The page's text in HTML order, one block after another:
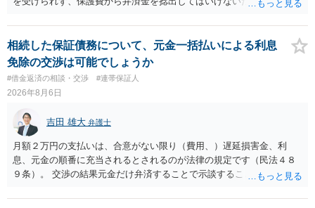
士費用は法テラスが負担し、裁判所の予納金等も法テラスが援助して
くれるため、弁護士へ自己破産を任せれば解決します。
相続した保証債務について、元金一括払いによる利息
免除の交渉は可能でしょうか
#借金返済の相談・交渉 #連帯保証人
2026年8月6日
吉田 雄大 弁護士
月額２万円の支払いは、合意がない限り（費用、）遅延損害金、利
息、元金の順番に充当されるとされるのが法律の規定です（民法４８
９条）。 交渉の結果元金だけ弁済することで示談することは、弁護士
ることには消極的なことが多いものの、お近くの弁護士にご依頼しチ